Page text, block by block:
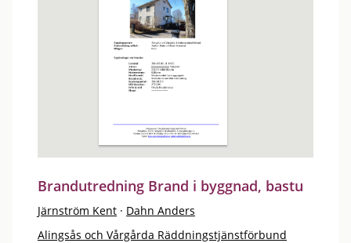
Brandutredning Brand i byggnad, bastu
Järnström Kent · Dahn Anders
Alingsås och Vårgårda Räddningstjänstförbund